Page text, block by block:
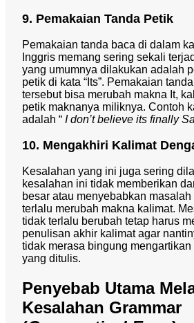
9. Pemakaian Tanda Petik
Pemakaian tanda baca di dalam
Inggris memang sering sekali
yang umumnya dilakukan adalah
petik di kata “Its”. Pemakaian
tersebut bisa merubah makna It,
petik maknanya miliknya. Contoh
adalah “ I don’t believe its finally
10. Mengakhiri Kalimat
Kesalahan yang ini juga sering
kesalahan ini tidak memberikan
besar atau menyebabkan
terlalu merubah makna kalimat.
tidak terlalu berubah tetap harus
penulisan akhir kalimat agar
tidak merasa bingung
yang ditulis.
Penyebab Utama
Kesalahan Grammar